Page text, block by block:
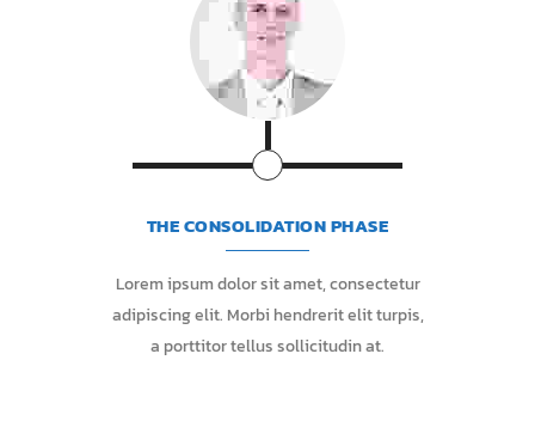
THE CONSOLIDATION PHASE
Lorem ipsum dolor sit amet, consectetur
adipiscing elit. Morbi hendrerit elit turpis,
a porttitor tellus sollicitudin at.